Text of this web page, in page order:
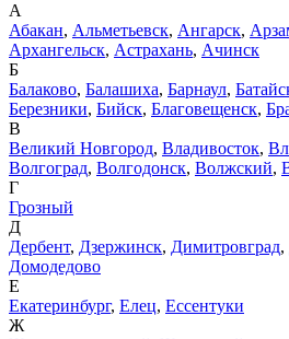
А
Абакан, Альметьевск, Ангарск,
Архангельск, Астрахань, Ачинск
Б
Балаково, Балашиха, Барнаул,
Березники, Бийск, Благовещенск,
В
Великий Новгород, Владивосток,
Волгоград, Волгодонск, Волжский,
Г
Грозный
Д
Дербент, Дзержинск, Димитровград,
Домодедово
Е
Екатеринбург, Елец, Ессентуки
Ж